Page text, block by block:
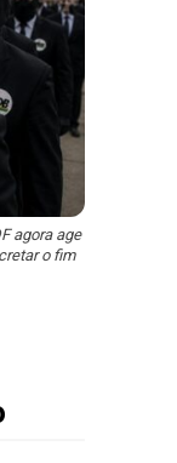
agora age
o fim